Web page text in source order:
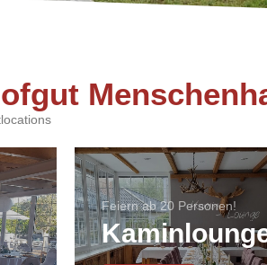
Feiern ab 20 Personen!